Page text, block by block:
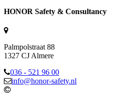
HONOR Safety & Consultancy
Palmpolstraat 88
1327 CJ Almere
036 - 521 96 00
info@honor-safety.nl